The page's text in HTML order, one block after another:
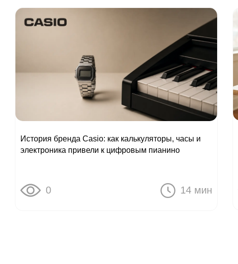
История бренда Casio: как калькуляторы, часы и
электроника привели к цифровым пианино
0 14 мин